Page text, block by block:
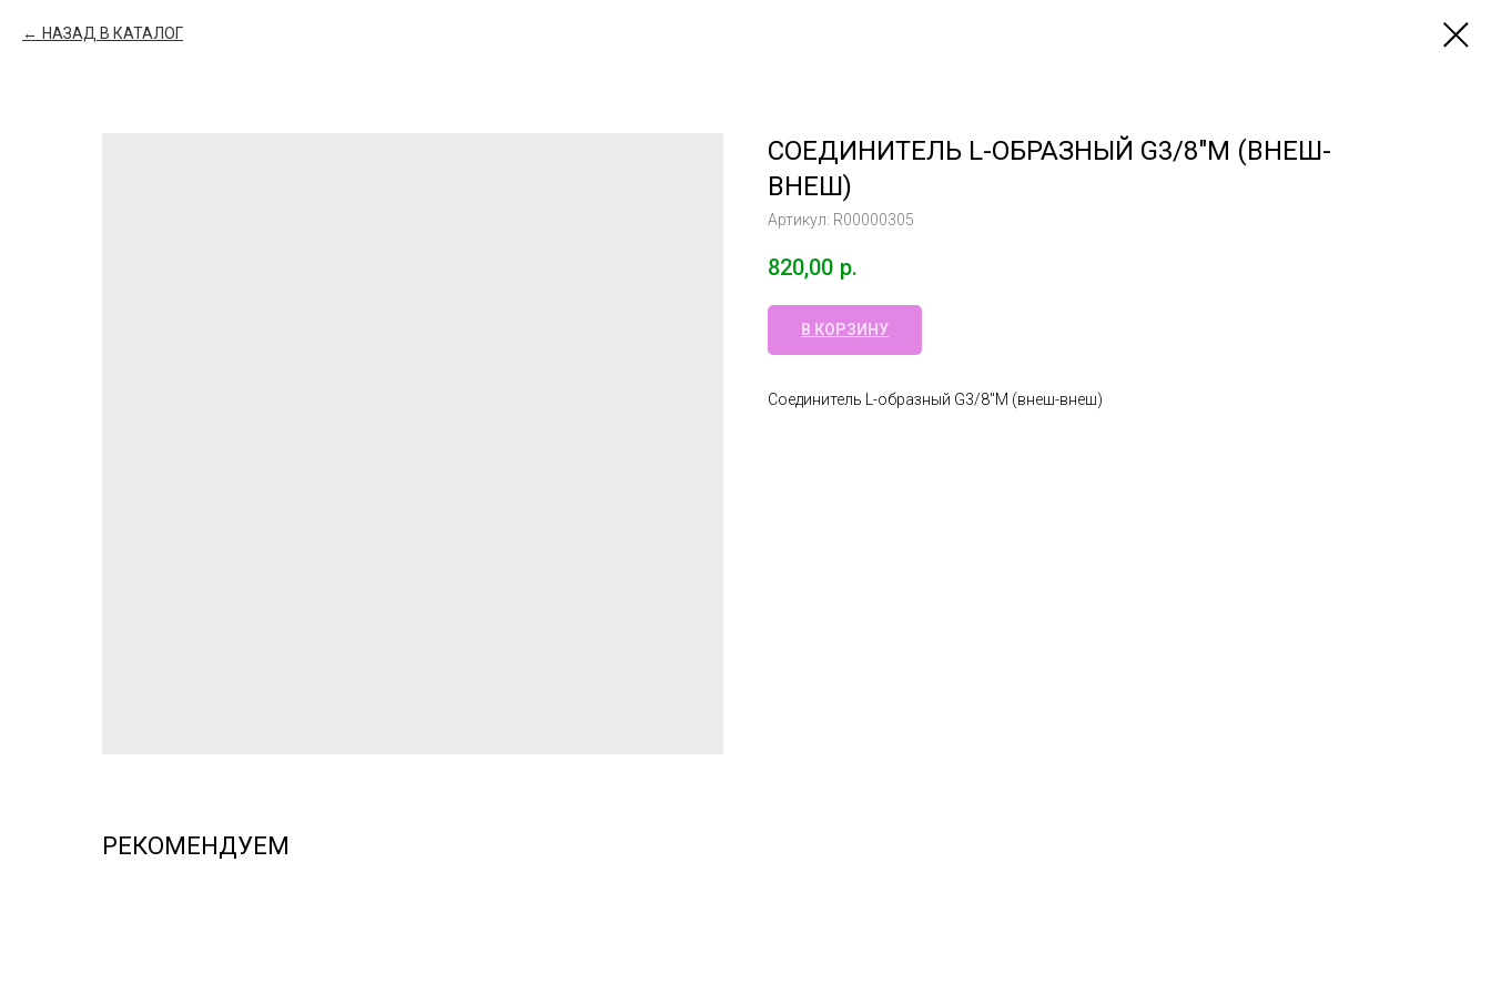
НАЗАД В КАТАЛОГ
СОЕДИНИТЕЛЬ L-ОБРАЗНЫЙ G3/8"M (ВНЕШ-
ВНЕШ)
Артикул: R00000305
820,00 р.
В КОРЗИНУ
Соединитель L-образный G3/8"M (внеш-внеш)
РЕКОМЕНДУЕМ